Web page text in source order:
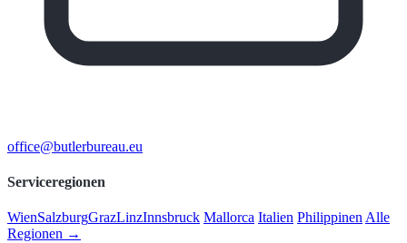
office@butlerbureau.eu
Serviceregionen
WienSalzburgGrazLinzInnsbruck Mallorca Italien Philippinen Alle
Regionen →